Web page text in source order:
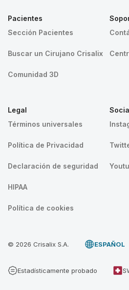
Pacientes
Sección Pacientes
Buscar un Cirujano Crisalix
Comunidad 3D
Legal
Términos universales
Política de Privacidad
Declaración de seguridad
HIPAA
Política de cookies
© 2026 Crisalix S.A. ESPAÑOL
Estadísticamente probado